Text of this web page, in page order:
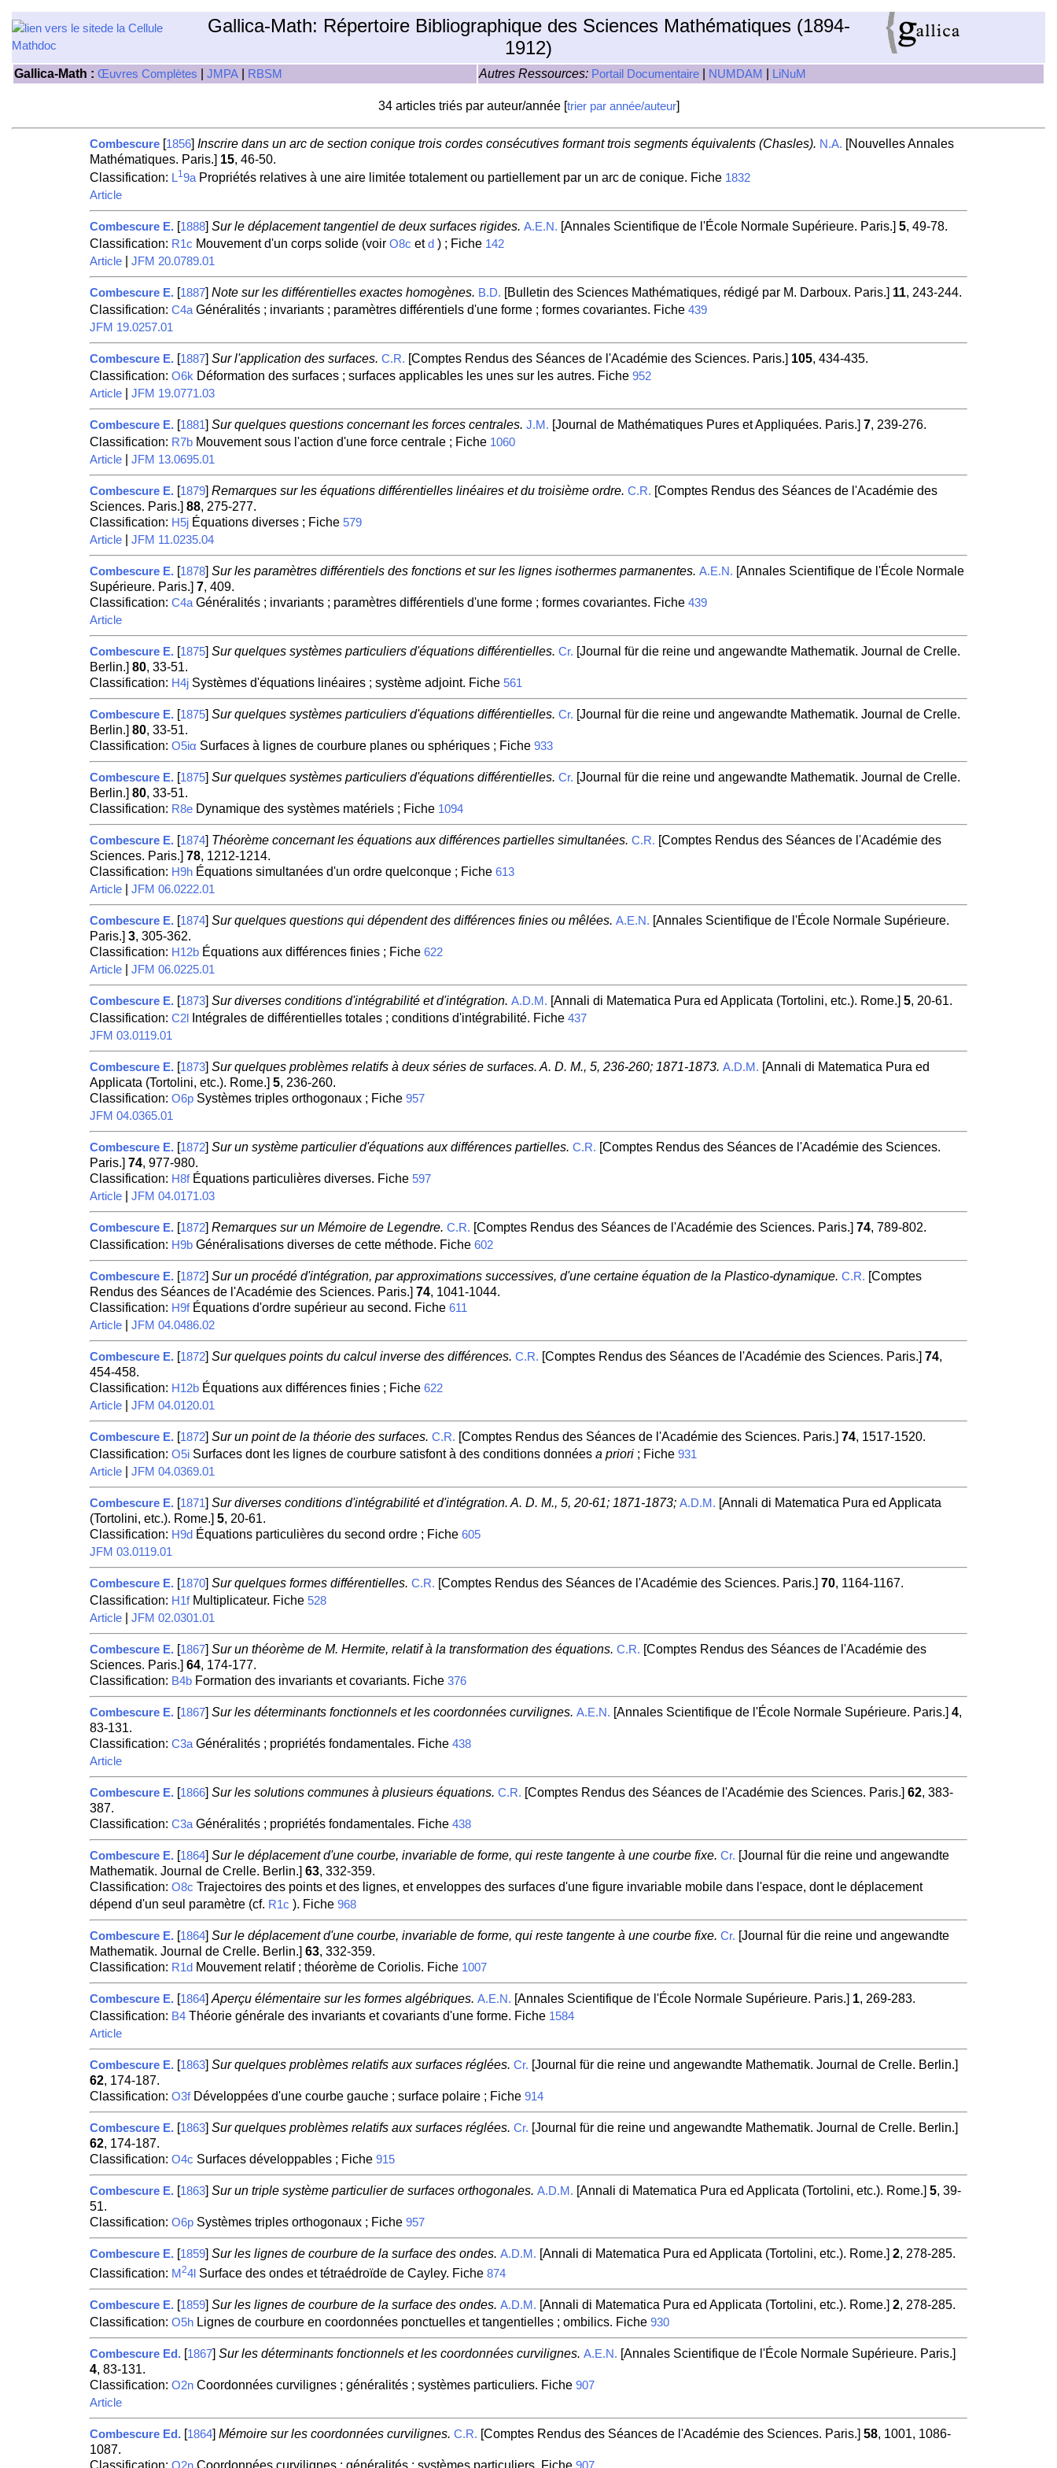
Gallica-Math: Répertoire Bibliographique des Sciences Mathématiques (1894-
1912)
Gallica-Math : Œuvres Complètes JMPA RBSM Autres Ressources: Portail Documentaire NUMDAM LiNuM
34 articles triés par auteur/année [trier par année/auteur]
Combescure [1856] Inscrire dans un arc de section conique trois cordes consécutives formant trois segments équivalents (Chasles). N.A. [Nouvelles Annales
Mathématiques. Paris.] 15, 46-50.
Classification: L19aPropriétés relatives à une aire limitée totalement ou partiellement par un arc de conique. Fiche 1832
Article
Combescure E. [1888] Sur le déplacement tangentiel de deux surfaces rigides. A.E.N. [Annales Scientifique de l'École Normale Supérieure. Paris.] 5, 49-78.
Classification: R1c Mouvement d'un corps solide (voir O8c etd) ; Fiche 142
Article| JFM 20.0789.01
Combescure E. [1887] Note sur les différentielles exactes homogènes. B.D. [Bulletin des Sciences Mathématiques, rédigé par M. Darboux. Paris.] 11, 243-244.
Classification: C4aGénéralités ; invariants ; paramètres différentiels d'une forme ; formes covariantes. Fiche 439
JFM 19.0257.01
Combescure E. [1887] Sur l'application des surfaces. C.R. [Comptes Rendus des Séances de l'Académie des Sciences. Paris.] 105, 434-435.
Classification: O6k Déformation des surfaces ; surfaces applicables les unes sur les autres. Fiche 952
Article| JFM 19.0771.03
Combescure E. [1881] Sur quelques questions concernant les forces centrales. J.M. [Journal de Mathématiques Pures et Appliquées. Paris.] 7, 239-276.
Classification: R7bMouvement sous l'action d'une force centrale ; Fiche 1060
Article| JFM 13.0695.01
Combescure E. [1879] Remarques sur les équations différentielles linéaires et du troisième ordre. C.R. [Comptes Rendus des Séances de l'Académie des
Sciences. Paris.] 88, 275-277.
Classification: H5jÉquations diverses ; Fiche 579
Article| JFM 11.0235.04
Combescure E. [1878] Sur les paramètres différentiels des fonctions et sur les lignes isothermes parmanentes. A.E.N. [Annales Scientifique de l'École Normale
Supérieure. Paris.] 7, 409.
Classification: C4aGénéralités ; invariants ; paramètres différentiels d'une forme ; formes covariantes. Fiche 439
Article
Combescure E. [1875] Sur quelques systèmes particuliers d'équations différentielles. Cr. [Journal für die reine und angewandte Mathematik. Journal de Crelle.
Berlin.] 80, 33-51.
Classification: H4jSystèmes d'équations linéaires ; système adjoint. Fiche 561
Combescure E. [1875] Sur quelques systèmes particuliers d'équations différentielles. Cr. [Journal für die reine und angewandte Mathematik. Journal de Crelle.
Berlin.] 80, 33-51.
Classification: O5iα Surfaces à lignes de courbure planes ou sphériques ; Fiche 933
Combescure E. [1875] Sur quelques systèmes particuliers d'équations différentielles. Cr. [Journal für die reine und angewandte Mathematik. Journal de Crelle.
Berlin.] 80, 33-51.
Classification: R8eDynamique des systèmes matériels ; Fiche 1094
Combescure E. [1874] Théorème concernant les équations aux différences partielles simultanées. C.R. [Comptes Rendus des Séances de l'Académie des
Sciences. Paris.] 78, 1212-1214.
Classification: H9hÉquations simultanées d'un ordre quelconque ; Fiche 613
Article| JFM 06.0222.01
Combescure E. [1874] Sur quelques questions qui dépendent des différences finies ou mêlées. A.E.N. [Annales Scientifique de l'École Normale Supérieure.
Paris.] 3, 305-362.
Classification: H12bÉquations aux différences finies ; Fiche 622
Article| JFM 06.0225.01
Combescure E. [1873] Sur diverses conditions d'intégrabilité et d'intégration. A.D.M. [Annali di Matematica Pura ed Applicata (Tortolini, etc.). Rome.] 5, 20-61.
Classification: C2lIntégrales de différentielles totales ; conditions d'intégrabilité. Fiche 437
JFM 03.0119.01
Combescure E. [1873] Sur quelques problèmes relatifs à deux séries de surfaces. A. D. M., 5, 236-260; 1871-1873. A.D.M. [Annali di Matematica Pura ed
Applicata (Tortolini, etc.). Rome.] 5, 236-260.
Classification: O6pSystèmes triples orthogonaux ; Fiche 957
JFM 04.0365.01
Combescure E. [1872] Sur un système particulier d'équations aux différences partielles. C.R. [Comptes Rendus des Séances de l'Académie des Sciences.
Paris.] 74, 977-980.
Classification: H8fÉquations particulières diverses. Fiche 597
Article| JFM 04.0171.03
Combescure E. [1872] Remarques sur un Mémoire de Legendre. C.R. [Comptes Rendus des Séances de l'Académie des Sciences. Paris.] 74, 789-802.
Classification: H9bGénéralisations diverses de cette méthode. Fiche 602
Combescure E. [1872] Sur un procédé d'intégration, par approximations successives, d'une certaine équation de la Plastico-dynamique. C.R. [Comptes
Rendus des Séances de l'Académie des Sciences. Paris.] 74, 1041-1044.
Classification: H9fÉquations d'ordre supérieur au second. Fiche 611
Article| JFM 04.0486.02
Combescure E. [1872] Sur quelques points du calcul inverse des différences. C.R. [Comptes Rendus des Séances de l'Académie des Sciences. Paris.] 74,
454-458.
Classification: H12bÉquations aux différences finies ; Fiche 622
Article| JFM 04.0120.01
Combescure E. [1872] Sur un point de la théorie des surfaces. C.R. [Comptes Rendus des Séances de l'Académie des Sciences. Paris.] 74, 1517-1520.
Classification: O5iSurfaces dont les lignes de courbure satisfont à des conditions données a priori; Fiche 931
Article| JFM 04.0369.01
Combescure E. [1871] Sur diverses conditions d'intégrabilité et d'intégration. A. D. M., 5, 20-61; 1871-1873; A.D.M. [Annali di Matematica Pura ed Applicata
(Tortolini, etc.). Rome.] 5, 20-61.
Classification: H9dÉquations particulières du second ordre ; Fiche 605
JFM 03.0119.01
Combescure E. [1870] Sur quelques formes différentielles. C.R. [Comptes Rendus des Séances de l'Académie des Sciences. Paris.] 70, 1164-1167.
Classification: H1fMultiplicateur. Fiche 528
Article| JFM 02.0301.01
Combescure E. [1867] Sur un théorème de M. Hermite, relatif à la transformation des équations. C.R. [Comptes Rendus des Séances de l'Académie des
Sciences. Paris.] 64, 174-177.
Classification: B4bFormation des invariants et covariants. Fiche 376
Combescure E. [1867] Sur les déterminants fonctionnels et les coordonnées curvilignes. A.E.N. [Annales Scientifique de l'École Normale Supérieure. Paris.] 4,
83-131.
Classification: C3aGénéralités ; propriétés fondamentales. Fiche 438
Article
Combescure E. [1866] Sur les solutions communes à plusieurs équations. C.R. [Comptes Rendus des Séances de l'Académie des Sciences. Paris.] 62, 383-
387.
Classification: C3aGénéralités ; propriétés fondamentales. Fiche 438
Combescure E. [1864] Sur le déplacement d'une courbe, invariable de forme, qui reste tangente à une courbe fixe. Cr. [Journal für die reine und angewandte
Mathematik. Journal de Crelle. Berlin.] 63, 332-359.
Classification: O8c Trajectoires des points et des lignes, et enveloppes des surfaces d'une figure invariable mobile dans l'espace, dont le déplacement
dépend d'un seul paramètre (cf. R1c ). Fiche 968
Combescure E. [1864] Sur le déplacement d'une courbe, invariable de forme, qui reste tangente à une courbe fixe. Cr. [Journal für die reine und angewandte
Mathematik. Journal de Crelle. Berlin.] 63, 332-359.
Classification: R1dMouvement relatif ; théorème de Coriolis. Fiche 1007
Combescure E. [1864] Aperçu élémentaire sur les formes algébriques. A.E.N. [Annales Scientifique de l'École Normale Supérieure. Paris.] 1, 269-283.
Classification: B4Théorie générale des invariants et covariants d'une forme. Fiche 1584
Article
Combescure E. [1863] Sur quelques problèmes relatifs aux surfaces réglées. Cr. [Journal für die reine und angewandte Mathematik. Journal de Crelle. Berlin.]
62, 174-187.
Classification: O3fDéveloppées d'une courbe gauche ; surface polaire ; Fiche 914
Combescure E. [1863] Sur quelques problèmes relatifs aux surfaces réglées. Cr. [Journal für die reine und angewandte Mathematik. Journal de Crelle. Berlin.]
62, 174-187.
Classification: O4c Surfaces développables ; Fiche 915
Combescure E. [1863] Sur un triple système particulier de surfaces orthogonales. A.D.M. [Annali di Matematica Pura ed Applicata (Tortolini, etc.). Rome.] 5, 39-
51.
Classification: O6pSystèmes triples orthogonaux ; Fiche 957
Combescure E. [1859] Sur les lignes de courbure de la surface des ondes. A.D.M. [Annali di Matematica Pura ed Applicata (Tortolini, etc.). Rome.] 2, 278-285.
Classification: M 24lSurface des ondes et tétraédroïde de Cayley. Fiche 874
Combescure E. [1859] Sur les lignes de courbure de la surface des ondes. A.D.M. [Annali di Matematica Pura ed Applicata (Tortolini, etc.). Rome.] 2, 278-285.
Classification: O5hLignes de courbure en coordonnées ponctuelles et tangentielles ; ombilics. Fiche 930
Combescure Ed. [1867] Sur les déterminants fonctionnels et les coordonnées curvilignes. A.E.N. [Annales Scientifique de l'École Normale Supérieure. Paris.]
4, 83-131.
Classification: O2nCoordonnées curvilignes ; généralités ; systèmes particuliers. Fiche 907
Article
Combescure Ed. [1864] Mémoire sur les coordonnées curvilignes. C.R. [Comptes Rendus des Séances de l'Académie des Sciences. Paris.] 58, 1001, 1086-
1087.
Classification: O2nCoordonnées curvilignes ; généralités ; systèmes particuliers. Fiche 907